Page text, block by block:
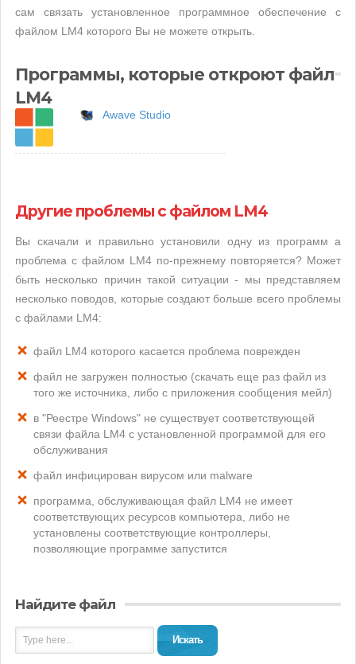
сам связать установленное программное обеспечение с
файлом LM4 которого Вы не можете открыть.
Программы, которые откроют файл
LM4
Awave Studio
Другие проблемы с файлом LM4
Вы скачали и правильно установили одну из программ а
проблема с файлом LM4 по-прежнему повторяется? Может
быть несколько причин такой ситуации - мы представляем
несколько поводов, которые создают больше всего проблемы
с файлами LM4:
файл LM4 которого касается проблема поврежден
файл не загружен полностью (скачать еще раз файл из
того же источника, либо с приложения сообщения мейл)
в "Реестре Windows" не существует соответствующей
связи файла LM4 с установленной программой для его
обслуживания
файл инфицирован вирусом или malware
программа, обслуживающая файл LM4 не имеет
соответствующих ресурсов компьютера, либо не
установлены соответствующие контроллеры,
позволяющие программе запустится
Найдите файл
Искать